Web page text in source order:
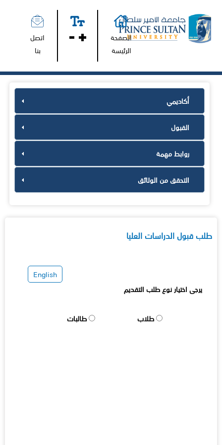
الصفحة
الرئيسة
اتصل
بنا
أكاديمي
القبول
روابط مهمة
التحقق من الوثائق
طلب قبول الدراسات العليا
English
يرجى اختيار نوع طلب التقديم
طلاب طالبات